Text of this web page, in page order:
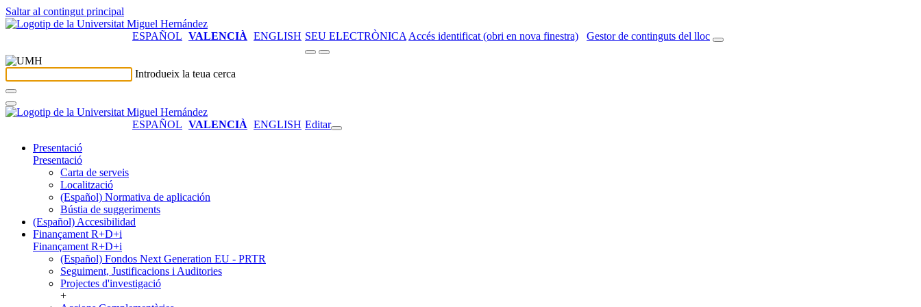
Saltar al contingut principal
ESPAÑOL VALENCIÀ ENGLISH SEU ELECTRÒNICA Accés identificat (obri en nova finestra) Gestor de continguts del lloc
Introdueix la teua cerca
ESPAÑOL VALENCIÀ ENGLISH Editar
Presentació
Presentació
Carta de serveis
Localització
(Español) Normativa de aplicación
Bústia de suggeriments
(Español) Accesibilidad
Finançament R+D+i
Finançament R+D+i
(Español) Fondos Next Generation EU - PRTR
Seguiment, Justificacions i Auditories
Projectes d'investigació
+